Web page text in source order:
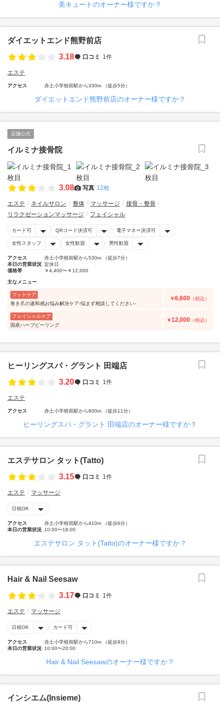
美キュートのオーナー様ですか？
ダイエットエンド熊野前店
3.18
口コミ 1件
エステ
アクセス 赤土小学校前駅から330m （徒歩5分）
ダイエットエンド熊野前店のオーナー様ですか？
店舗公式
イルミナ接骨院
3.08 写真 12枚
エステ ネイルサロン 整体 マッサージ
接骨・整骨
リラクゼーションマッサージ
フェイシャル
カード可 QRコード決済可 電子マネー決済可
女性スタッフ 女性歓迎 男性歓迎
アクセス
赤土小学校前駅から530m （徒歩7分）
本日の営業状況 定休日
価格帯
￥4,400〜￥12,000
主なメニュー
フットケア
巻き爪の違和感お悩み解決ケア-悩まず相談してください-
￥6,600 （税込）
フェイシャルケア
国産ハーブピーリング
￥12,000 （税込）
ヒーリングスパ・グラント 田端店
3.20
口コミ 1件
エステ
アクセス 赤土小学校前駅から800m （徒歩11分）
ヒーリングスパ・グラント 田端店のオーナー様ですか？
エステサロン タット(Tatto)
3.15
口コミ 1件
エステ マッサージ
日祝OK
アクセス
赤土小学校前駅から410m （徒歩6分）
本日の営業状況 10:00〜18:00
エステサロン タット(Tatto)のオーナー様ですか？
Hair & Nail Seesaw
3.17
口コミ 1件
エステ マッサージ
日祝OK カード可
アクセス
赤土小学校前駅から710m （徒歩9分）
本日の営業状況 10:00〜20:00
Hair & Nail Seesawのオーナー様ですか？
インシエム(Insieme)